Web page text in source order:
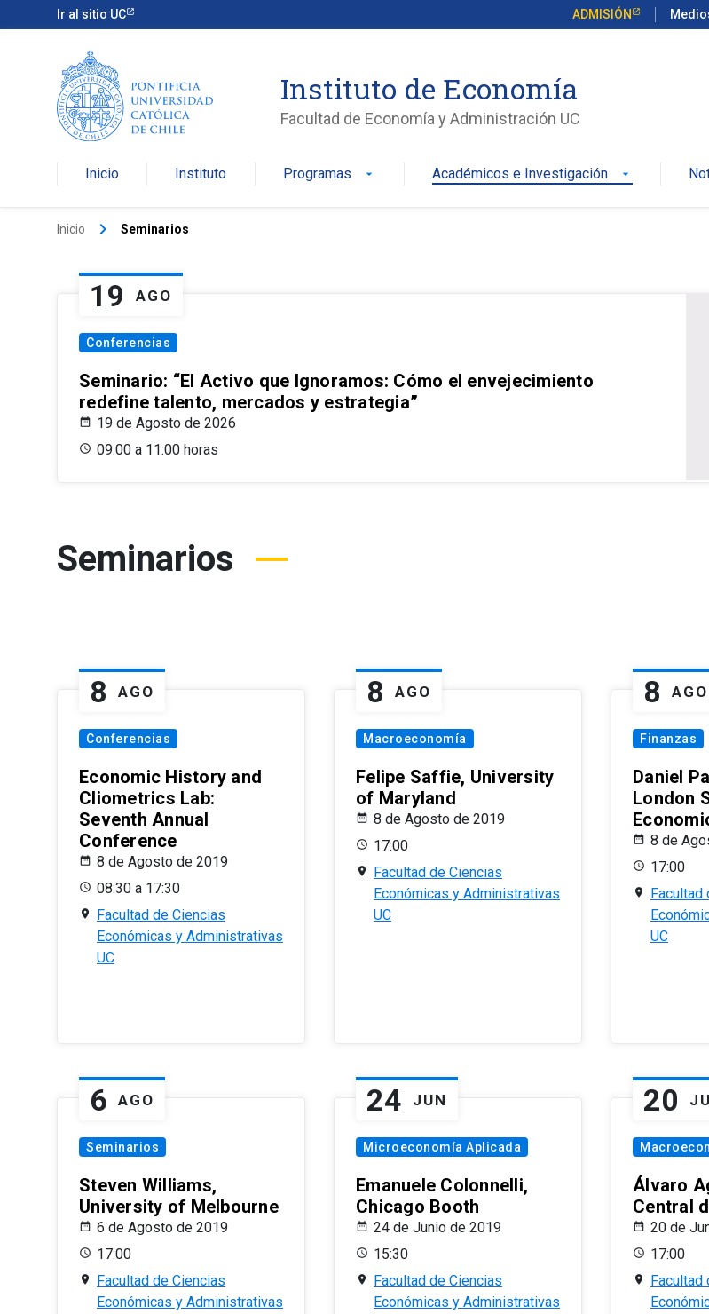
Ir al sitio UC ADMISIÓN
Instituto de Economía
Facultad de Economía y Administración UC
Inicio Instituto Programas arrow_drop_down Académicos e Investigación arrow_drop_down
Inicio keyboard_arrow_right Seminarios
19 AGO
Conferencias
Seminario: “El Activo que Ignoramos: Cómo el envejecimiento
redefine talento, mercados y estrategia”
19 de Agosto de 2026
09:00 a 11:00 horas
Seminarios
8 AGO
Conferencias
Economic History and
Cliometrics Lab:
Seventh Annual
Conference
8 de Agosto de 2019
08:30 a 17:30
Facultad de Ciencias
Económicas y Administrativas
UC
8 AGO
Macroeconomía
Felipe Saffie, University
of Maryland
8 de Agosto de 2019
17:00
Facultad de Ciencias
Económicas y Administrativas
UC
8 AGO
Finanzas
Daniel
London
8 de
17:00
Facultad
UC
6 AGO
Seminarios
Steven Williams,
University of Melbourne
6 de Agosto de 2019
17:00
Facultad de Ciencias
Económicas y Administrativas
24 JUN
Microeconomía Aplicada
Emanuele Colonnelli,
Chicago Booth
24 de Junio de 2019
15:30
Facultad de Ciencias
Económicas y Administrativas
20
Álvaro
Central
20 de
17:00
Facultad